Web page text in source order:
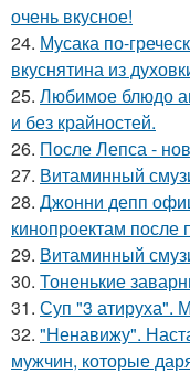
очень вкусное!
24. Мусака по-
вкуснятина из
25. Любимое блюдо
и без крайностей.
26. После Лепса -
27. Витаминный
28. Джонни депп
кинопроектам после
29. Витаминный
30. Тоненькие
31. Суп "3 атируха".
32. "Ненавижу".
мужчин, которые